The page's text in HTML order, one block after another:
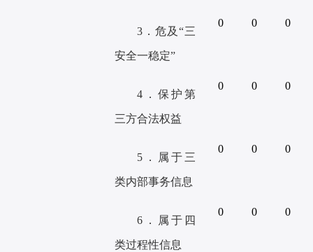
3．危及“三
安全一稳定”
0 0 0
4．保护第
三方合法权益
0 0 0
5．属于三
类内部事务信息
0 0 0
6．属于四
类过程性信息
0 0 0